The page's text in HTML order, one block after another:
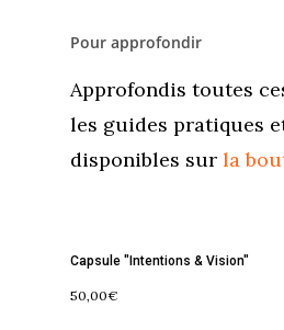
Pour approfondir
Approfondis toutes
les guides pratiques
disponibles sur la
Capsule "Intentions & Vision"
50,00€